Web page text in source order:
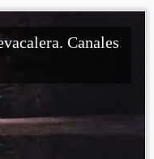
Canales